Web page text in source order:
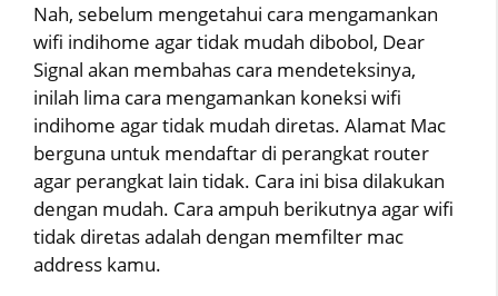
Nah, sebelum mengetahui cara mengamankan
wifi indihome agar tidak mudah dibobol, Dear
Signal akan membahas cara mendeteksinya,
inilah lima cara mengamankan koneksi wifi
indihome agar tidak mudah diretas. Alamat Mac
berguna untuk mendaftar di perangkat router
agar perangkat lain tidak. Cara ini bisa dilakukan
dengan mudah. Cara ampuh berikutnya agar wifi
tidak diretas adalah dengan memfilter mac
address kamu.